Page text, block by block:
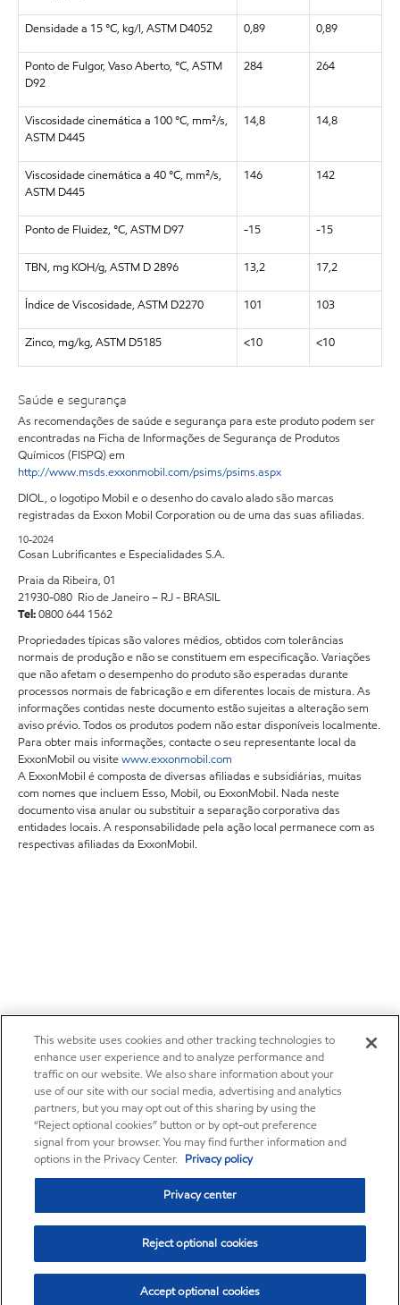
Densidade a 15 °C, kg/l, ASTM D4052 0,89 0,89
Ponto de Fulgor, Vaso Aberto, °C, ASTM
D92
284 264
Viscosidade cinemática a 100 °C, mm²/s,
ASTM D445
14,8 14,8
Viscosidade cinemática a 40 °C, mm²/s,
ASTM D445
146 142
Ponto de Fluidez, °C, ASTM D97 -15 -15
TBN, mg KOH/g, ASTM D 2896 13,2 17,2
Índice de Viscosidade, ASTM D2270 101 103
Zinco, mg/kg, ASTM D5185 <10 <10
Saúde e segurança
As recomendações de saúde e segurança para este produto podem ser
encontradas na Ficha de Informações de Segurança de Produtos
Químicos (FISPQ) em
http://www.msds.exxonmobil.com/psims/psims.aspx
DIOL, o logotipo Mobil e o desenho do cavalo alado são marcas
registradas da Exxon Mobil Corporation ou de uma das suas afiliadas.
10-2024
Cosan Lubrificantes e Especialidades S.A.
Praia da Ribeira, 01
21930-080 Rio de Janeiro – RJ - BRASIL
Tel:0800 644 1562
Propriedades típicas são valores médios, obtidos com tolerâncias
normais de produção e não se constituem em especificação. Variações
que não afetam o desempenho do produto são esperadas durante
processos normais de fabricação e em diferentes locais de mistura. As
informações contidas neste documento estão sujeitas a alteração sem
aviso prévio. Todos os produtos podem não estar disponíveis localmente.
Para obter mais informações, contacte o seu representante local da
ExxonMobil ou visitewww.exxonmobil.com
A ExxonMobil é composta de diversas afiliadas e subsidiárias, muitas
com nomes que incluem Esso, Mobil, ou ExxonMobil. Nada neste
documento visa anular ou substituir a separação corporativa das
entidades locais. A responsabilidade pela ação local permanece com as
respectivas afiliadas da ExxonMobil.
This website uses cookies and other tracking technologies to
enhance user experience and to analyze performance and
traffic on our website. We also share information about your
use of our site with our social media, advertising and analytics
partners, but you may opt out of this sharing by using the
“Reject optional cookies” button or by opt-out preference
signal from your browser. You may find further information and
options in the Privacy Center. Privacy policy
Privacy center
Reject optional cookies
Accept optional cookies